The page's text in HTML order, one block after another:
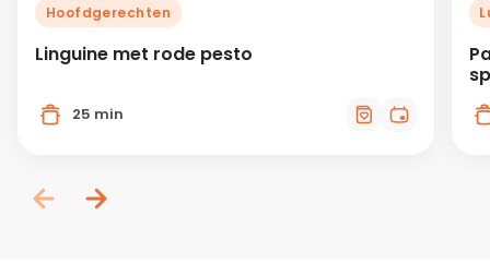
Hoofdgerechten
Linguine met rode pesto
25 min